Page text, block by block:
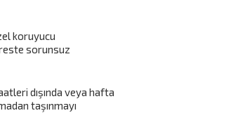
koruyucu
sorunsuz
dışında veya hafta
taşınmayı